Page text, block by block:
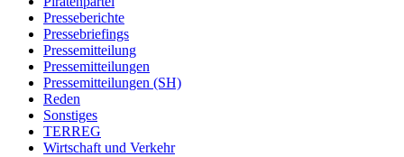
Presseberichte
Pressebriefings
Pressemitteilung
Pressemitteilungen
Pressemitteilungen (SH)
Reden
Sonstiges
TERREG
Wirtschaft und Verkehr